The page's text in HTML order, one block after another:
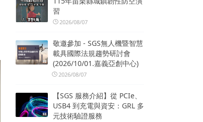
習
2026/08/07
敬邀參加 - SGS無人機暨智慧
載具國際法規趨勢研討會
(2026/10/01.嘉義亞創中心)
2026/08/07
【SGS 服務介紹】從 PCIe、
USB4 到充電與資安：GRL 多
元技術驗證服務